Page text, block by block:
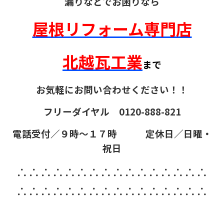
屋根リフォーム専門店
北越瓦工業まで
お気軽にお問い合わせください！！
フリーダイヤル 0120-888-821
電話受付／９時～１７時 定休日／日曜・
祝日
∴∴∴∴∴∴∴∴∴∴∴∴∴∴∴∴
∴∴∴∴∴∴∴∴∴∴∴∴∴∴∴∴